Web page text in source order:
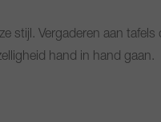
stijl. Vergaderen aan
hand in hand gaan.